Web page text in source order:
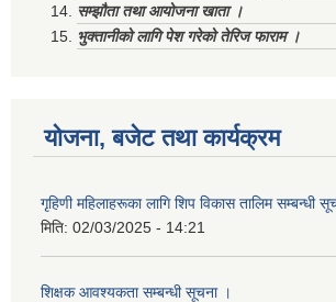
सम्झौता तथा आयोजना खाता ।
भुक्तानीको लागि पेश गरेको तेरिज फाराम ।
योजना, बजेट तथा कार्यक्रम
गृहिणी महिलाहरूका लागि शिप विकास तालिम सम्बन्धी
मिति: 02/03/2025 - 14:21
शिक्षक आवश्यकता सम्बन्धी सूचना ।